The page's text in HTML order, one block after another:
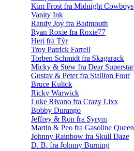
Kim Frost fra Midnight Cowboys
Vanity Ink
Randy Joy fra Badmouth
Ryan Roxie fra Roxie77
Heri fra Týr
Troy Patrick Farrell
Torben Schmidt fra Skagarack
Micky & Stew fra Dear Superstar
Gustav & Peter fra Stallion Four
Bruce Kulick
Ricky Warwick
Luke Rivano fra Crazy Lixx
Bobby Durango
Jeffrey & Ron fra Syrym
Martin & Peo fra Gasoline Queen
Johnny Rainbow fra Skull Daze
D. B. fra Johnny Burning